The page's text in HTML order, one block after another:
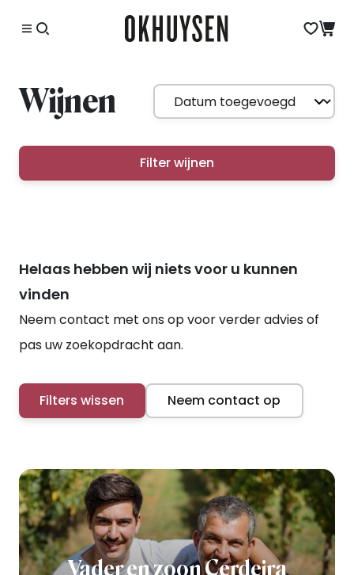
Wijnen
Filter wijnen
Helaas hebben wij niets voor u kunnen
vinden
Neem contact met ons op voor verder advies of
pas uw zoekopdracht aan.
Filters wissen Neem contact op
Vader en zoon Cerdeira